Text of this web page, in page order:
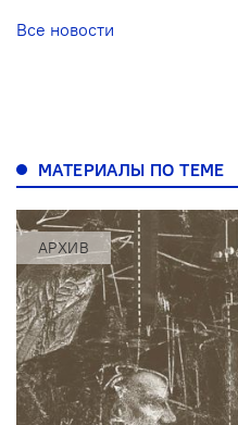
Все новости
МАТЕРИАЛЫ ПО ТЕМЕ
АРХИВ